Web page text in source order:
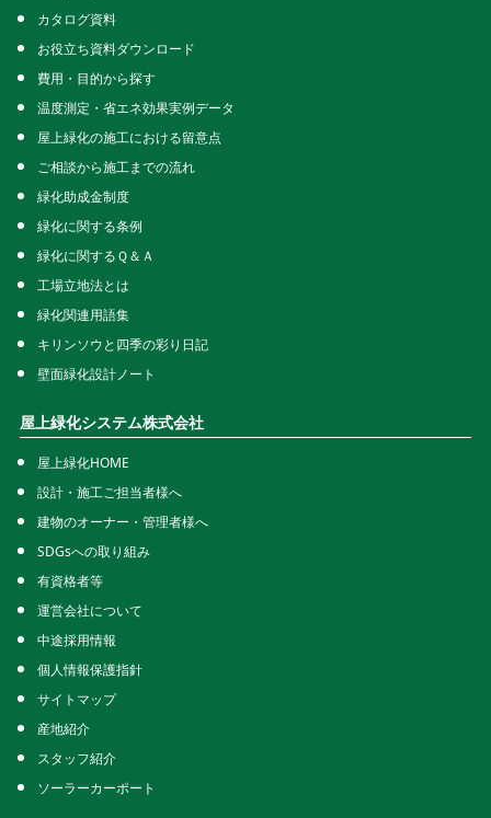
カタログ資料
お役立ち資料ダウンロード
費用・目的から探す
温度測定・省エネ効果実例データ
屋上緑化の施工における留意点
ご相談から施工までの流れ
緑化助成金制度
緑化に関する条例
緑化に関するＱ＆Ａ
工場立地法とは
緑化関連用語集
キリンソウと四季の彩り日記
壁面緑化設計ノート
屋上緑化システム株式会社
屋上緑化HOME
設計・施工ご担当者様へ
建物のオーナー・管理者様へ
SDGsへの取り組み
有資格者等
運営会社について
中途採用情報
個人情報保護指針
サイトマップ
産地紹介
スタッフ紹介
ソーラーカーポート